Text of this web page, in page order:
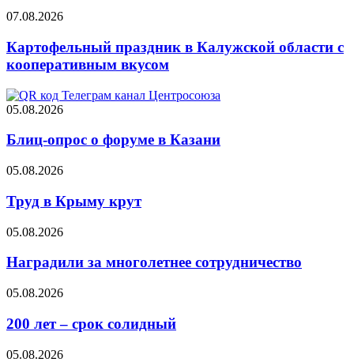
07.08.2026
Картофельный праздник в Калужской области с
кооперативным вкусом
05.08.2026
Блиц-опрос о форуме в Казани
05.08.2026
Труд в Крыму крут
05.08.2026
Наградили за многолетнее сотрудничество
05.08.2026
200 лет – срок солидный
05.08.2026